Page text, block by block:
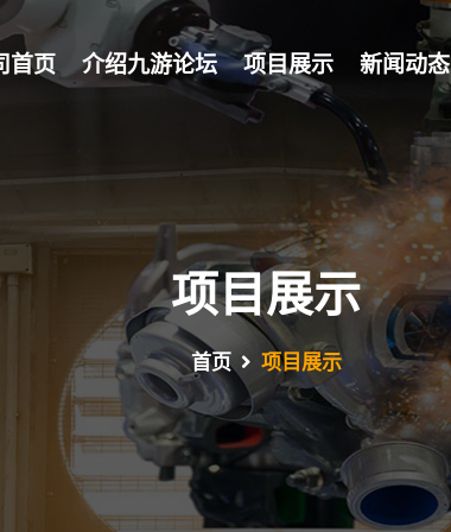
首页 介绍九游论坛 项目展示 新闻动态
项目展示
首页 项目展示